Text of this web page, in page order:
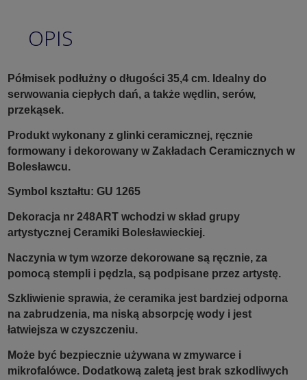
OPIS
Półmisek podłużny o długości 35,4 cm. Idealny do
serwowania ciepłych dań, a także wędlin, serów,
przekąsek.
Produkt wykonany z glinki ceramicznej, ręcznie
formowany i dekorowany w Zakładach Ceramicznych w
Bolesławcu.
Symbol kształtu: GU 1265
Dekoracja nr 248ART wchodzi w skład grupy
artystycznej Ceramiki Bolesławieckiej.
Naczynia w tym wzorze dekorowane są ręcznie, za
pomocą stempli i pędzla, są podpisane przez artystę.
Szkliwienie sprawia, że ceramika jest bardziej odporna
na zabrudzenia, ma niską absorpcję wody i jest
łatwiejsza w czyszczeniu.
Może być bezpiecznie używana w zmywarce i
mikrofalówce. Dodatkową zaletą jest brak szkodliwych